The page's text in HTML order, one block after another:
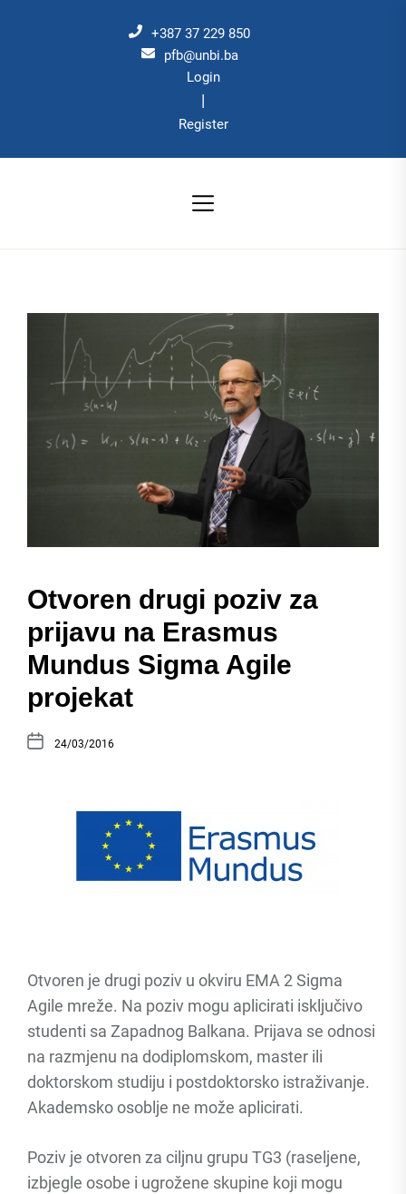
+387 37 229 850
pfb@unbi.ba
Login
|
Register
Otvoren drugi poziv za
prijavu na Erasmus
Mundus Sigma Agile
projekat
24/03/2016
Otvoren je drugi poziv u okviru EMA 2 Sigma
Agile mreže. Na poziv mogu aplicirati isključivo
studenti sa Zapadnog Balkana. Prijava se odnosi
na razmjenu na dodiplomskom, master ili
doktorskom studiju i postdoktorsko istraživanje.
Akademsko osoblje ne može aplicirati.
Poziv je otvoren za ciljnu grupu TG3 (raseljene,
izbjegle osobe i ugrožene skupine koji mogu